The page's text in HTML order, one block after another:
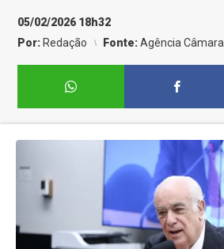
05/02/2026 18h32
Por: Redação Fonte:Agência Câmara